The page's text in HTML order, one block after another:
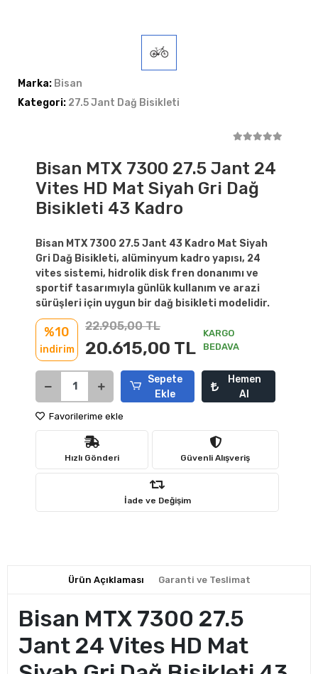
Marka: Bisan
Kategori: 27.5 Jant Dağ Bisikleti
Bisan MTX 7300 27.5 Jant 24
Vites HD Mat Siyah Gri Dağ
Bisikleti 43 Kadro
Bisan MTX 7300 27.5 Jant 43 Kadro Mat Siyah
Gri Dağ Bisikleti, alüminyum kadro yapısı, 24
vites sistemi, hidrolik disk fren donanımı ve
sportif tasarımıyla günlük kullanım ve arazi
sürüşleri için uygun bir dağ bisikleti modelidir.
%10
indirim
22.905,00 TL
20.615,00 TL
KARGO
BEDAVA
Sepete
Ekle
Hemen
Al
Favorilerime ekle
Hızlı Gönderi Güvenli Alışveriş
İade ve Değişim
Ürün Açıklaması Garanti ve Teslimat
Bisan MTX 7300 27.5
Jant 24 Vites HD Mat